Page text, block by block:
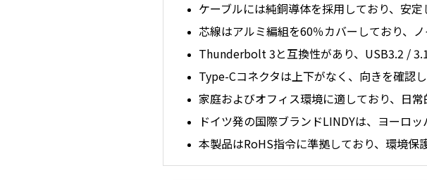
ケーブルには純銅導体を採用しており、安
芯線はアルミ編組を60％カバーしており、
Thunderbolt 3と互換性があり、USB3.2 /
Type-Cコネクタは上下がなく、向きを確認
家庭およびオフィス環境に適しており、日
ドイツ発の国際ブランドLINDYは、ヨーロ
本製品はRoHS指令に準拠しており、環境